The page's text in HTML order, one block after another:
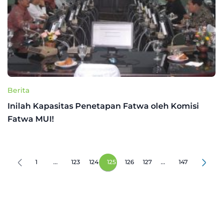
Berita
Inilah Kapasitas Penetapan Fatwa oleh Komisi
Fatwa MUI!
1 ... 123 124 125 126 127 ... 147